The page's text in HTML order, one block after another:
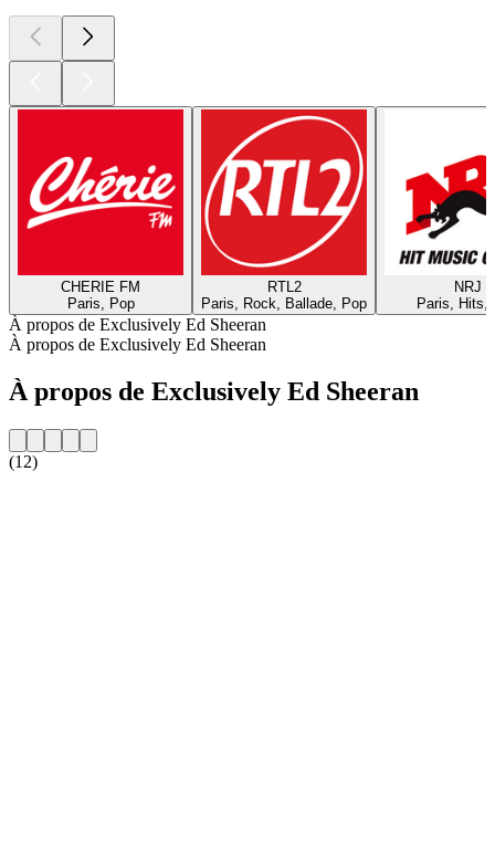
CHERIE FM
Paris, Pop
RTL2
Paris, Rock, Ballade, Pop
NRJ
Paris, Hits,
À propos de Exclusively Ed Sheeran
À propos de Exclusively Ed Sheeran
À propos de Exclusively Ed Sheeran
(12)